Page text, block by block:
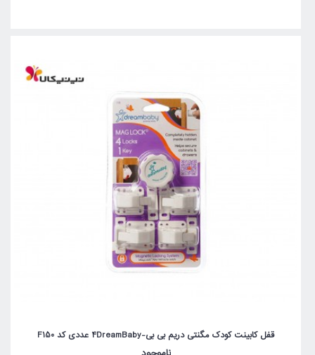
قفل کابینت کودک مگنتی دریم بی بی-4DreamBaby عددی کد F150